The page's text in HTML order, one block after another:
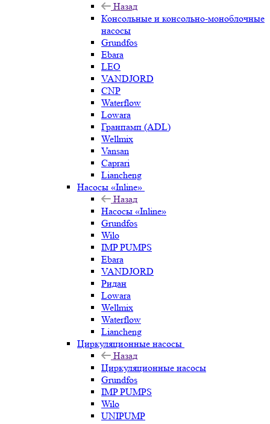
Назад
Консольные и консольно-моноблочные
насосы
Grundfos
Ebara
LEO
VANDJORD
CNP
Waterflow
Lowara
Гранпамп (ADL)
Wellmix
Vansan
Caprari
Liancheng
Насосы «Inline»
Назад
Насосы «Inline»
Grundfos
Wilo
IMP PUMPS
Ebara
VANDJORD
Ридан
Lowara
Wellmix
Waterflow
Liancheng
Циркуляционные насосы
Назад
Циркуляционные насосы
Grundfos
IMP PUMPS
Wilo
UNIPUMP